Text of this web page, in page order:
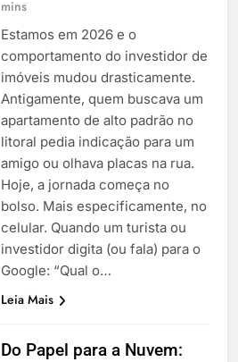
mins
Estamos em 2026 e o
comportamento do investidor de
imóveis mudou drasticamente.
Antigamente, quem buscava um
apartamento de alto padrão no
litoral pedia indicação para um
amigo ou olhava placas na rua.
Hoje, a jornada começa no
bolso. Mais especificamente, no
celular. Quando um turista ou
investidor digita (ou fala) para o
Google: “Qual o…
Leia Mais
Do Papel para a Nuvem: